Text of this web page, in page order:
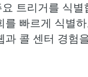
트리거를 식별
를 빠르게 식별
과 콜 센터 경험